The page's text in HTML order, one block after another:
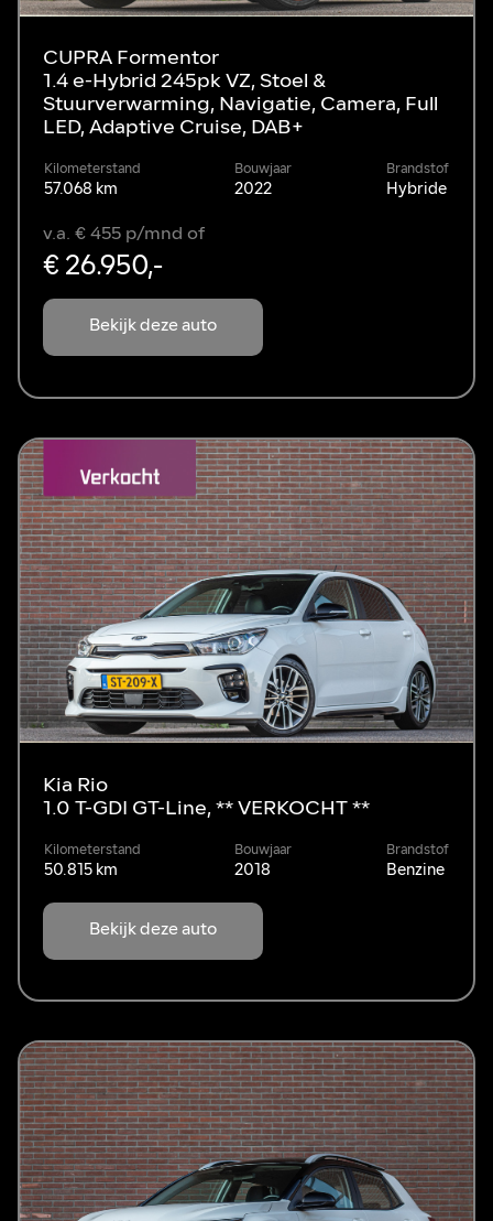
CUPRA Formentor
1.4 e-Hybrid 245pk VZ, Stoel &
Stuurverwarming, Navigatie, Camera, Full
LED, Adaptive Cruise, DAB+
Kilometerstand
57.068 km
Bouwjaar
2022
Brandstof
Hybride
Bekijk deze auto
v.a. € 455 p/mnd of
€ 26.950,-
Kia Rio
1.0 T-GDI GT-Line, ** VERKOCHT **
Kilometerstand
50.815 km
Bouwjaar
2018
Brandstof
Benzine
Bekijk deze auto